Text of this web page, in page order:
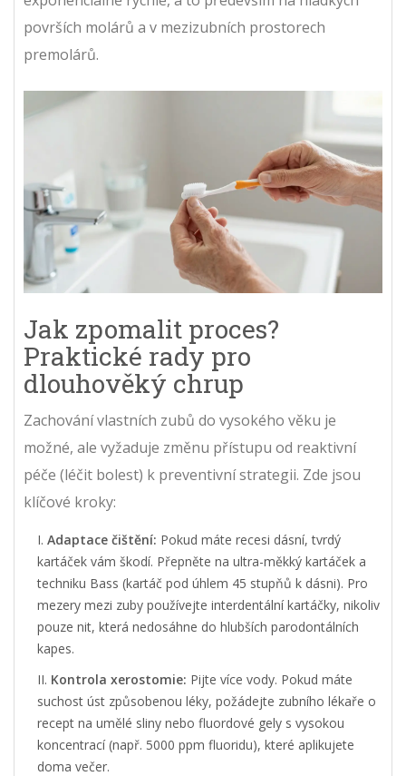
površích molárů a v mezizubních prostorech
premolárů.
Jak zpomalit proces?
Praktické rady pro
dlouhověký chrup
Zachování vlastních zubů do vysokého věku je
možné, ale vyžaduje změnu přístupu od reaktivní
péče (léčit bolest) k preventivní strategii. Zde jsou
klíčové kroky:
Adaptace čištění: Pokud máte recesi dásní, tvrdý
kartáček vám škodí. Přepněte na ultra-měkký kartáček a
techniku Bass (kartáč pod úhlem 45 stupňů k dásni). Pro
mezery mezi zuby používejte interdentální kartáčky, nikoliv
pouze nit, která nedosáhne do hlubších parodontálních
kapes.
Kontrola xerostomie: Pijte více vody. Pokud máte
suchost úst způsobenou léky, požádejte zubního lékaře o
recept na umělé sliny nebo fluordové gely s vysokou
koncentrací (např. 5000 ppm fluoridu), které aplikujete
doma večer.